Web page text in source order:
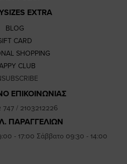
EXTRA
BLOG
CARD
SHOPPING
CLUB
ΕΠΙΚΟΙΝΩΝΙΑΣ
747/ 2103212226
ΠΑΡΑΓΓΕΛΙΩΝ
- 17:00 Σάββατο 09:30 - 14:00